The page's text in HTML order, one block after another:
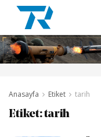
Anasayfa Etiket tarih
Etiket:tarih